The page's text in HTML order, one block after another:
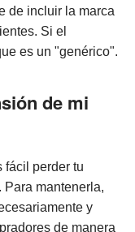
de incluir la marca
Si el
es un "genérico".
de mi
fácil perder tu
mantenerla,
y
de manera